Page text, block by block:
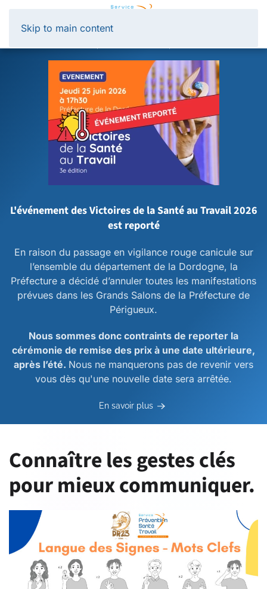
Skip to main content
L'événement des Victoires de la Santé au Travail 2026
est reporté
En raison du passage en vigilance rouge canicule sur
l’ensemble du département de la Dordogne, la
Préfecture a décidé d’annuler toutes les manifestations
prévues dans les Grands Salons de la Préfecture de
Périgueux.
Nous sommes donc contraints de reporter la
cérémonie de remise des prix à une date ultérieure,
après l’été. Nous ne manquerons pas de revenir vers
vous dès qu'une nouvelle date sera arrêtée.
En savoir plus
Connaître les gestes clés
pour mieux communiquer.
Panneau de gestion des cookies